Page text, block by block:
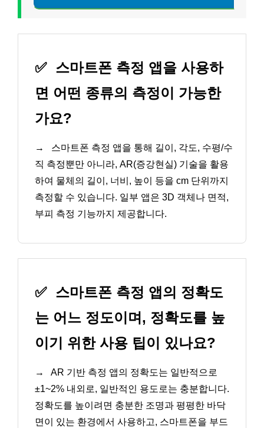
✅ 스마트폰 측정 앱을 사용하
면 어떤 종류의 측정이 가능한
가요?
→
스마트폰 측정 앱을 통해 길이, 각도, 수평/수
직 측정뿐만 아니라, AR(증강현실) 기술을 활용
하여 물체의 길이, 너비, 높이 등을 cm 단위까지
측정할 수 있습니다. 일부 앱은 3D 객체나 면적,
부피 측정 기능까지 제공합니다.
✅ 스마트폰 측정 앱의 정확도
는 어느 정도이며, 정확도를 높
이기 위한 사용 팁이 있나요?
→
AR 기반 측정 앱의 정확도는 일반적으로
±1~2% 내외로, 일반적인 용도로는 충분합니다.
정확도를 높이려면 충분한 조명과 평평한 바닥
면이 있는 환경에서 사용하고, 스마트폰을 부드